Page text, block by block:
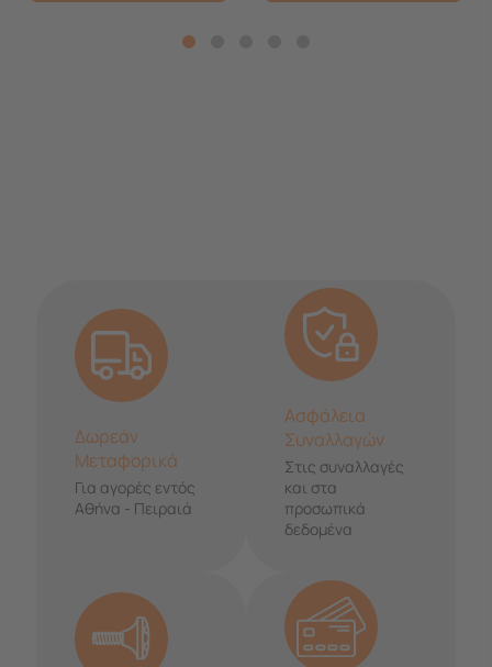
Δωρεάν
Μεταφορικά
Για αγορές εντός
Αθήνα - Πειραιά
Ασφάλεια
Συναλλαγών
Στις συναλλαγές
και στα
προσωπικά
δεδομένα